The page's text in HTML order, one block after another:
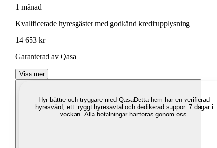
1 månad
Kvalificerade hyresgäster med godkänd kreditupplysning
14 653 kr
Garanterad av Qasa
Visa mer
Hyr bättre och tryggare med QasaDetta hem har en verifierad
hyresvärd, ett tryggt hyresavtal och dedikerad support 7 dagar i
veckan. Alla betalningar hanteras genom oss.